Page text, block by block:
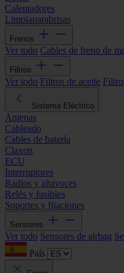
Calentadores
Limpiaparabrisas
Frenos
Ver todo Cables de freno de
Filtros
Ver todo Filtros de aceite
Sistema Eléctrico
Antenas
Cableado
Cables de batería
Claxon
ECU
Interruptores
Radios y altavoces
Relés y fusibles
Soportes y fijaciones
Sensores
Ver todo Sensores de airbag
País